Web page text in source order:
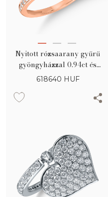
Nyitott rózsaarany gyűrű
gyöngyházzal 0.94ct és
gyémántokkal 0.16ct
618640 HUF